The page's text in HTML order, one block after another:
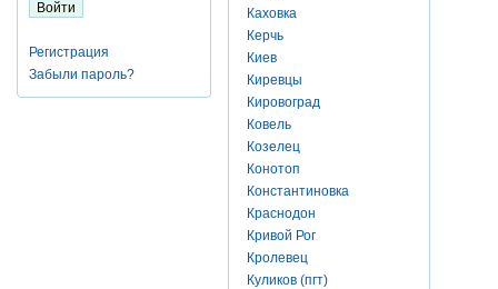
Регистрация
Забыли пароль?
Каховка
Керчь
Киев
Киревцы
Кировоград
Ковель
Козелец
Конотоп
Константиновка
Краснодон
Кривой Рог
Кролевец
Куликов (пгт)